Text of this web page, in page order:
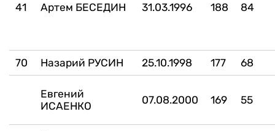
41 Артем БЕСЕДИН 31.03.1996 188 84
70 Назарий РУСИН 25.10.1998 177 68
Евгений
ИСАЕНКО
07.08.2000 169 55